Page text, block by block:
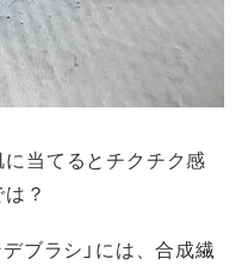
当てるとチクチク感
？
ブラシ」には、合成繊